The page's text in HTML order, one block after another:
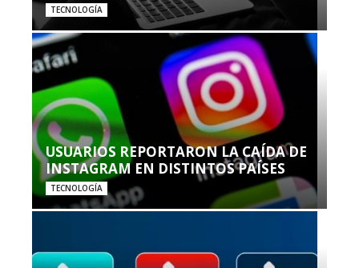
TECNOLOGÍA
USUARIOS REPORTARON LA CAÍDA DE
INSTAGRAM EN DISTINTOS PAÍSES
TECNOLOGÍA